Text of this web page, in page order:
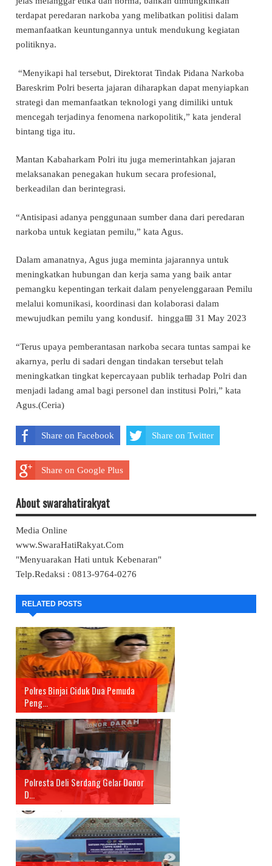
terdapat peredaran narkoba yang melibatkan politisi dalam
memanfaatkan keuntungannya untuk mendukung kegiatan
politiknya.
“Menyikapi hal tersebut, Direktorat Tindak Pidana Narkoba
Bareskrim Polri beserta jajaran diharapkan dapat menyiapkan
strategi dan memanfaatkan teknologi yang dimiliki untuk
mencegah terjadinya fenomena narkopolitik,” kata jenderal
bintang tiga itu.
Mantan Kabaharkam Polri itu juga memerintahkan jajaran
melaksanakan penegakan hukum secara profesional,
berkeadilan dan berintegrasi.
“Antisipasi adanya penggunaan sumber dana dari peredaran
narkoba untuk kegiatan pemilu,” kata Agus.
Dalam amanatnya, Agus juga meminta jajarannya untuk
meningkatkan hubungan dan kerja sama yang baik antar
pemangku kepentingan terkait dalam penyelenggaraan Pemilu
melalui komunikasi, koordinasi dan kolaborasi dalam
mewujudkan pemilu yang kondusif. hingga📅 31 May 2023
“Terus upaya pemberantasan narkoba secara tuntas sampai ke
akarnya, perlu di sadari dengan tindakan tersebut telah
meningkatkan tingkat kepercayaan publik terhadap Polri dan
menjadi ladang amal bagi personel dan institusi Polri,” kata
Agus.(Ceria)
Share on Facebook Share on Twitter
Share on Google Plus
About swarahatirakyat
Media Online
www.SwaraHatiRakyat.Com
"Menyuarakan Hati untuk Kebenaran"
Telp.Redaksi : 0813-9764-0276
RELATED POSTS
Polres Binjai Ciduk Dua Pemuda
Peng...
Polresta Deli Serdang Gelar Donor
D...